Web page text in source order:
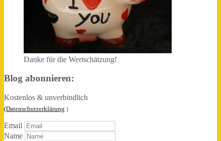
Danke für die Wertschätzung!
Blog abonnieren:
Kostenlos & unverbindlich
(Datenschutzerklärung )
Email
Name